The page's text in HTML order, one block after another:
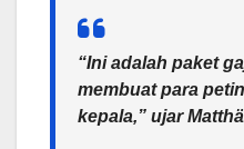
“Ini adalah paket
membuat para
kepala,” ujar